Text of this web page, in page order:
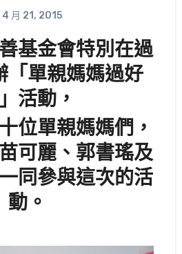
4 月 21, 2015
基金會特別在過
「單親媽媽過好
活動，
位單親媽媽們，
可麗、郭書瑤及
同參與這次的活
動。